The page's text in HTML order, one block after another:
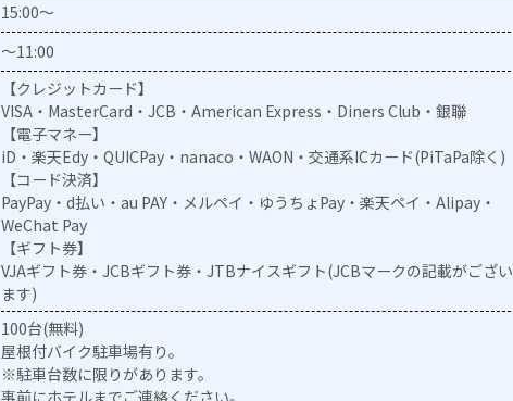
15:00～
～11:00
【クレジットカード】
VISA・MasterCard・JCB・American Express・Diners Club・銀聯
【電子マネー】
iD・楽天Edy・QUICPay・nanaco・WAON・交通系ICカード(PiTaPa除く)
【コード決済】
PayPay・d払い・au PAY・メルペイ・ゆうちょPay・楽天ペイ・Alipay・
WeChat Pay
【ギフト券】
VJAギフト券・JCBギフト券・JTBナイスギフト(JCBマークの記載がござい
ます)
100台(無料)
屋根付バイク駐車場有り。
※駐車台数に限りがあります。